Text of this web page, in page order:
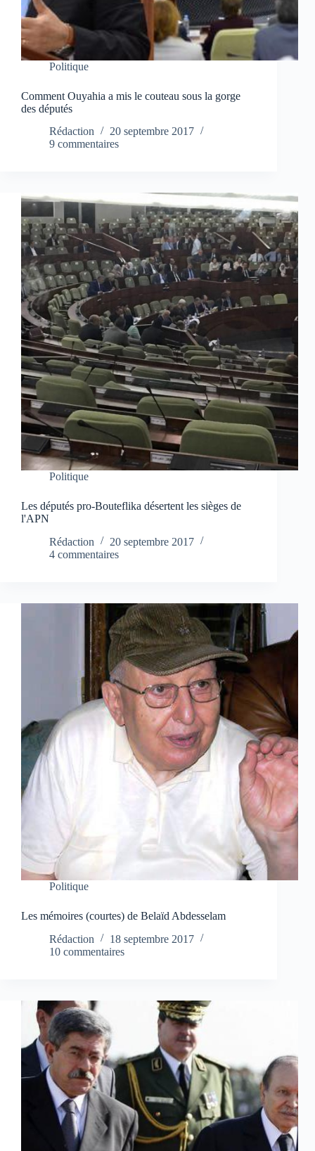
Politique
Comment Ouyahia a mis le couteau sous la gorge
des députés
Rédaction
20 septembre 2017
9 commentaires
Politique
Les députés pro-Bouteflika désertent les sièges de
l'APN
Rédaction
20 septembre 2017
4 commentaires
Politique
Les mémoires (courtes) de Belaïd Abdesselam
Rédaction
18 septembre 2017
10 commentaires